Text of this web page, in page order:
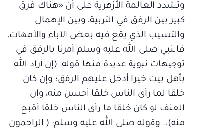
وتشدد العالمة الأزهرية على أن «هناك فرق
كبير بين الرفق في التربية، وبين الإهمال
والتسيب الذي يقع فيه بعض الآباء والأمهات،
فالنبي صلى الله عليه وسلم أمرنا بالرفق في
توجيهات نبوية عديدة منها قوله: (إن أراد الله
بأهل بيت خيرا أدخل عليهم الرفق؛ وإن كان
خلقا لما رأى الناس خلقا أحسن منه، وإن
العنف لو كان خلقا ما رأى الناس خلقا أقبح
منه).. وقوله صلى الله عليه وسلم: ( الراحمون